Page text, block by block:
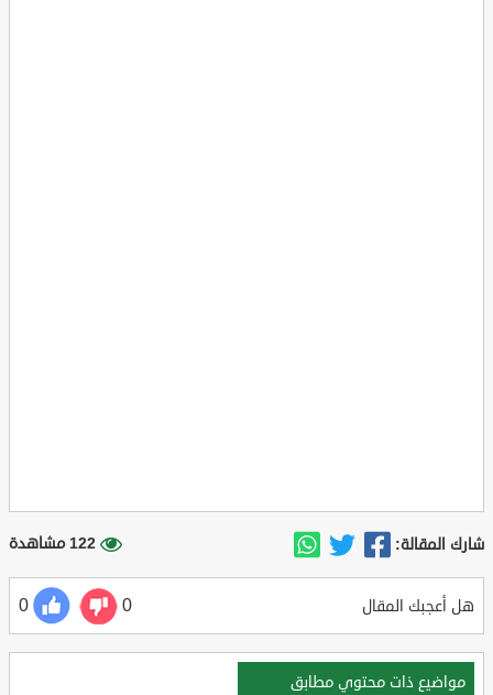
شارك المقالة: 122 مشاهدة
هل أعجبك المقال 0
0
مواضيع ذات محتوي مطابق